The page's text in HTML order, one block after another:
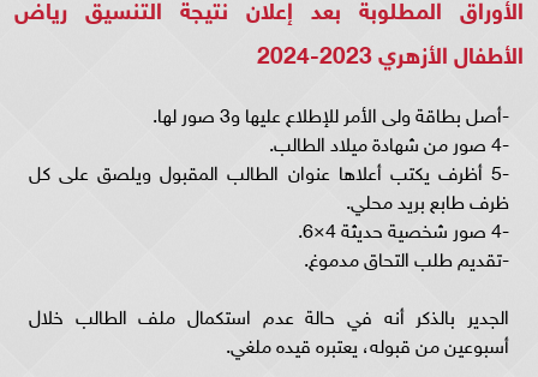
الأوراق المطلوبة بعد إعلان نتيجة التنسيق رياض
الأطفال الأزهري 2023-2024
-أصل بطاقة ولى الأمر للإطلاع عليها و3 صور لها.
-4 صور من شهادة ميلاد الطالب.
-5 أظرف يكتب أعلاها عنوان الطالب المقبول ويلصق على كل
ظرف طابع بريد محلي.
-4 صور شخصية حديثة 4×6.
-تقديم طلب التحاق مدموغ.
الجدير بالذكر أنه في حالة عدم استكمال ملف الطالب خلال
أسبوعين من قبوله، يعتبره قيده ملغي.